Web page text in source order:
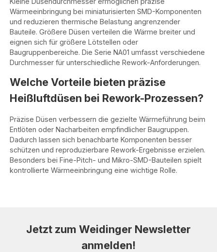
Wärmeeinbringung bei miniaturisierten SMD-Komponenten
und reduzieren thermische Belastung angrenzender
Bauteile. Größere Düsen verteilen die Wärme breiter und
eignen sich für größere Lötstellen oder
Baugruppenbereiche. Die Serie NA01 umfasst verschiedene
Durchmesser für unterschiedliche Rework-Anforderungen.
Welche Vorteile bieten präzise
Heißluftdüsen bei Rework-Prozessen?
Präzise Düsen verbessern die gezielte Wärmeführung beim
Entlöten oder Nacharbeiten empfindlicher Baugruppen.
Dadurch lassen sich benachbarte Komponenten besser
schützen und reproduzierbare Rework-Ergebnisse erzielen.
Besonders bei Fine-Pitch- und Mikro-SMD-Bauteilen spielt
kontrollierte Wärmeeinbringung eine wichtige Rolle.
Jetzt zum Weidinger Newsletter
anmelden!